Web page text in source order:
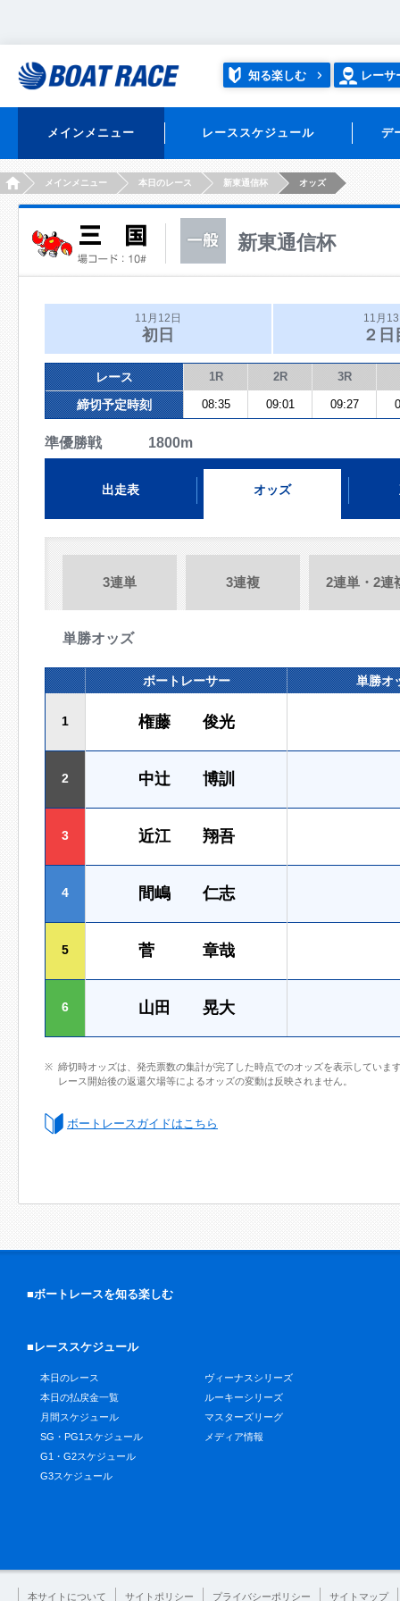
知る楽しむ レーサ
メインメニュー レーススケジュール デ
HOMEメインメニュー 本日のレース 新東通信杯 オッズ
新東通信杯
11月12日
初日
11月
２日
レース 1R 2R 3R
締切予定時刻 08:35 09:01 09:27
準優勝戦 1800m
出走表 オッズ
3連単 3連複 2連単・2連
単勝オッズ
ボートレーサー 単勝オ
1 権藤 俊光
2 中辻 博訓
3 近江 翔吾
4 間嶋 仁志
5 菅 章哉
6 山田 晃大
締切時オッズは、発売票数の集計が完了した時点でのオッズを表示していま
レース開始後の返還欠場等によるオッズの変動は反映されません。
ボートレースガイドはこちら
■ボートレースを知る楽しむ
■レーススケジュール
本日のレース
本日の払戻金一覧
月間スケジュール
SG・PG1スケジュール
G1・G2スケジュール
G3スケジュール
ヴィーナスシリーズ
ルーキーシリーズ
マスターズリーグ
メディア情報
本サイトについて サイトポリシー プライバシーポリシー サイトマップ